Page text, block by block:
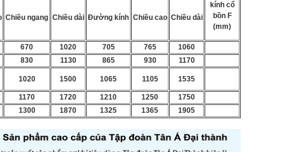
kính cổ
bồn F
(mm)
Chiều ngang Chiều dài Đường kính Chiều cao Chiều dài
670 1020 705 765
1060
830 1130 865 930 1170
1020 1500 1065 1105 1535
1170 1720 1210 1250
1750
1300 1870 1325 1365 1905